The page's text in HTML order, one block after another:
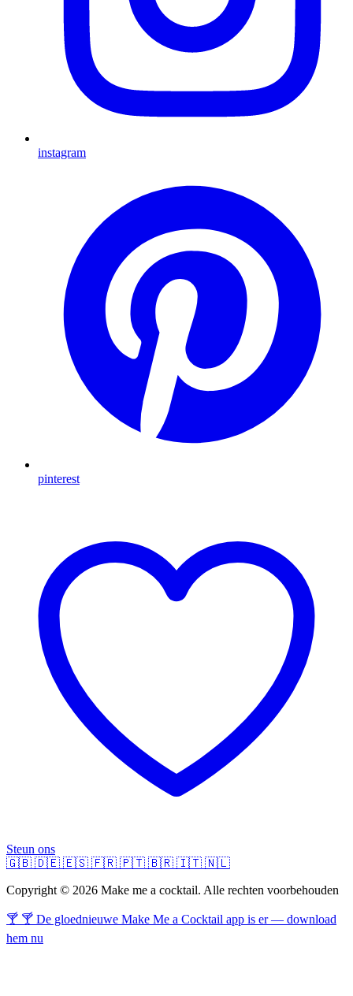
instagram
pinterest
Steun ons
🇬🇧 🇩🇪 🇪🇸 🇫🇷 🇵🇹 🇧🇷 🇮🇹 🇳🇱
Copyright © 2026 Make me a cocktail. Alle rechten voorbehouden
🍸 🍸 De gloednieuwe Make Me a Cocktail app is er — download
hem nu